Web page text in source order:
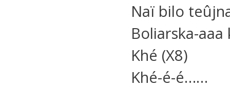
Naï bilo
Boliarska-
Khé (X8)
Khé-é-é……